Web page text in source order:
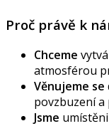
Proč právě k
Chceme
atmosférou
Věnujeme se
povzbuzení a
Jsme